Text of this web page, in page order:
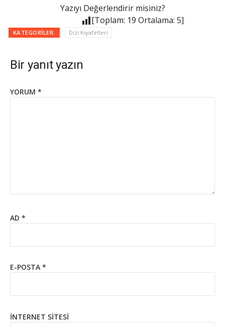
Yazıyı Değerlendirir misiniz?
[Toplam: 19 Ortalama: 5]
KATEGORILER: Dizi Kıyafetleri
Bir yanıt yazın
YORUM *
AD *
E-POSTA *
İNTERNET SITESI